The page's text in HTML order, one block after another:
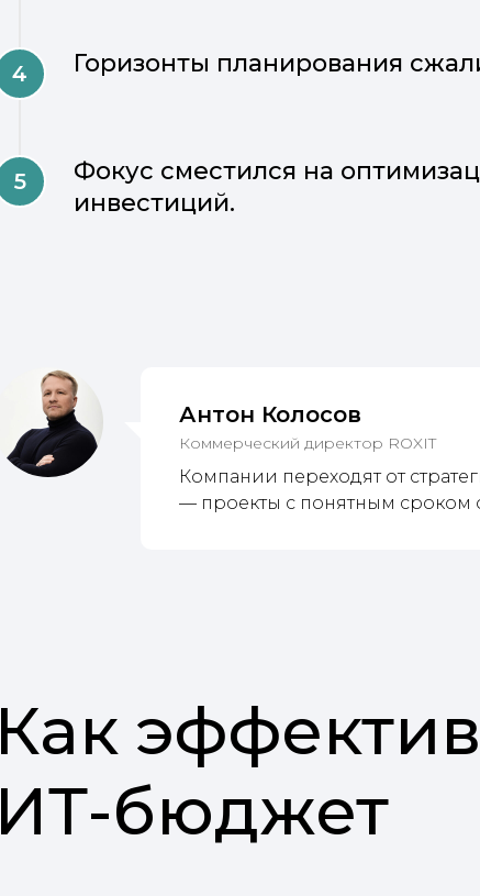
Горизонты планирования
Фокус сместился на
инвестиций.
Антон Колосов
Коммерческий директор ROXIT
Компании переходят от
— проекты с понятным сроком
Как
ИТ-бюджет